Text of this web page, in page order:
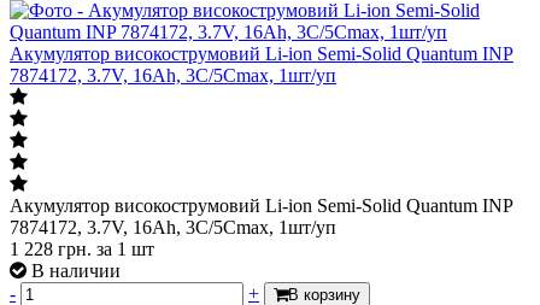
Акумулятор високострумовий Li-ion Semi-Solid Quantum INP
7874172, 3.7V, 16Ah, 3C/5Cmax, 1шт/уп
Акумулятор високострумовий Li-ion Semi-Solid Quantum INP
7874172, 3.7V, 16Ah, 3C/5Cmax, 1шт/уп
1 228 грн. за 1 шт
В наличии
-
+ В корзину